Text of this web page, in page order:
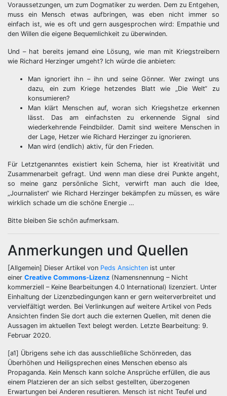
Voraussetzungen, um zum Dogmatiker zu werden. Dem zu Entgehen,
muss ein Mensch etwas aufbringen, was eben nicht immer so
einfach ist, wie es oft und gern ausgesprochen wird: Empathie und
den Willen die eigene Bequemlichkeit zu überwinden.
Und – hat bereits jemand eine Lösung, wie man mit Kriegstreibern
wie Richard Herzinger umgeht? Ich würde die anbieten:
Man ignoriert ihn – ihn und seine Gönner. Wer zwingt uns
dazu, ein zum Kriege hetzendes Blatt wie „Die Welt“ zu
konsumieren?
Man klärt Menschen auf, woran sich Kriegshetze erkennen
lässt. Das am einfachsten zu erkennende Signal sind
wiederkehrende Feindbilder. Damit sind weitere Menschen in
der Lage, Hetzer wie Richard Herzinger zu ignorieren.
Man wird (endlich) aktiv, für den Frieden.
Für Letztgenanntes existiert kein Schema, hier ist Kreativität und
Zusammenarbeit gefragt. Und wenn man diese drei Punkte angeht,
so meine ganz persönliche Sicht, verwirft man auch die Idee,
„Journalisten“ wie Richard Herzinger bekämpfen zu müssen, es wäre
wirklich schade um die schöne Energie …
Bitte bleiben Sie schön aufmerksam.
Anmerkungen und Quellen
[Allgemein] Dieser Artikel von Peds Ansichten ist unter
einer Creative Commons-Lizenz (Namensnennung – Nicht
kommerziell – Keine Bearbeitungen 4.0 International) lizenziert. Unter
Einhaltung der Lizenzbedingungen kann er gern weiterverbreitet und
vervielfältigt werden. Bei Verlinkungen auf weitere Artikel von Peds
Ansichten finden Sie dort auch die externen Quellen, mit denen die
Aussagen im aktuellen Text belegt werden. Letzte Bearbeitung: 9.
Februar 2020.
[a1] Übrigens sehe ich das ausschließliche Schönreden, das
Überhöhen und Heiligsprechen eines Menschen ebenso als
Propaganda. Kein Mensch kann solche Ansprüche erfüllen, die aus
einem Platzieren der an sich selbst gestellten, überzogenen
Erwartungen bei Anderen resultieren. Mensch ist nicht Teufel und